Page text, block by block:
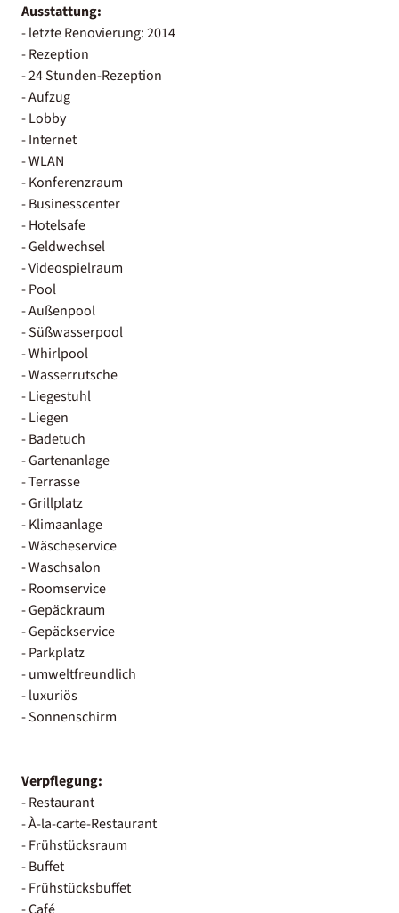
Ausstattung:
- letzte Renovierung: 2014
- Rezeption
- 24 Stunden-Rezeption
- Aufzug
- Lobby
- Internet
- WLAN
- Konferenzraum
- Businesscenter
- Hotelsafe
- Geldwechsel
- Videospielraum
- Pool
- Außenpool
- Süßwasserpool
- Whirlpool
- Wasserrutsche
- Liegestuhl
- Liegen
- Badetuch
- Gartenanlage
- Terrasse
- Grillplatz
- Klimaanlage
- Wäscheservice
- Waschsalon
- Roomservice
- Gepäckraum
- Gepäckservice
- Parkplatz
- umweltfreundlich
- luxuriös
- Sonnenschirm
Verpflegung:
- Restaurant
- À-la-carte-Restaurant
- Frühstücksraum
- Buffet
- Frühstücksbuffet